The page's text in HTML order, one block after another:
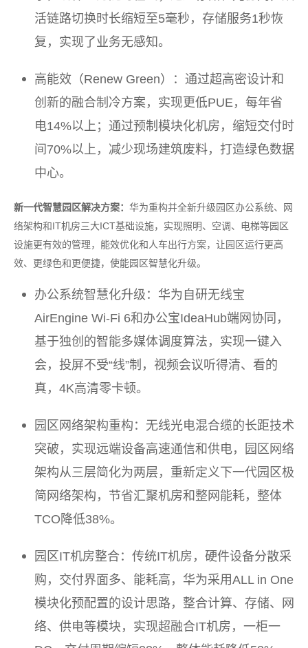
活链路切换时长缩短至5毫秒，存储服务1秒恢
复，实现了业务无感知。
高能效（Renew Green）：通过超高密设计和
创新的融合制冷方案，实现更低PUE，每年省
电14%以上；通过预制模块化机房，缩短交付时
间70%以上，减少现场建筑废料，打造绿色数据
中心。
新一代智慧园区解决方案： 华为重构并全新升级园区办公系统、网
络架构和IT机房三大ICT基础设施，实现照明、空调、电梯等园区
设施更有效的管理，能效优化和人车出行方案，让园区运行更高
效、更绿色和更便捷，使能园区智慧化升级。
办公系统智慧化升级：华为自研无线宝
AirEngine Wi-Fi 6和办公宝IdeaHub端网协同，
基于独创的智能多媒体调度算法，实现一键入
会，投屏不受“线”制，视频会议听得清、看的
真，4K高清零卡顿。
园区网络架构重构：无线光电混合缆的长距技术
突破，实现远端设备高速通信和供电，园区网络
架构从三层简化为两层，重新定义下一代园区极
简网络架构，节省汇聚机房和整网能耗，整体
TCO降低38%。
园区IT机房整合：传统IT机房，硬件设备分散采
购，交付界面多、能耗高，华为采用ALL in One
模块化预配置的设计思路，整合计算、存储、网
络、供电等模块，实现超融合IT机房，一柜一